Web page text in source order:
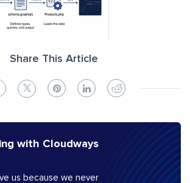
Share This Article
with Cloudways
us because we never